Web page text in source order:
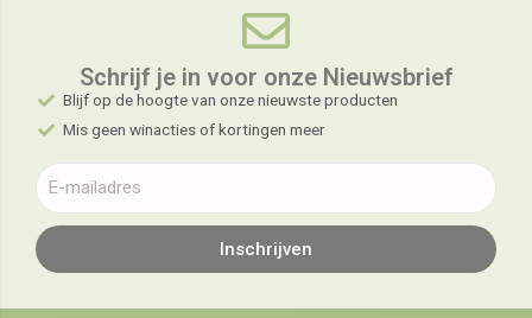
Schrijf je in voor onze Nieuwsbrief​
Blijf op de hoogte van onze nieuwste producten
Mis geen winacties of kortingen meer
Inschrijven